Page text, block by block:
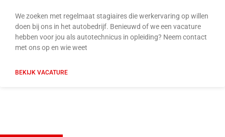
We zoeken met regelmaat stagiaires die werkervaring op willen
doen bij ons in het autobedrijf. Benieuwd of we een vacature
hebben voor jou als autotechnicus in opleiding? Neem contact
met ons op en wie weet
BEKIJK VACATURE